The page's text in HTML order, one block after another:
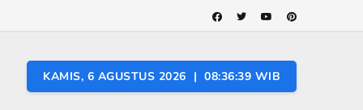
KAMIS, 6 AGUSTUS 2026 | 08:36:40 WIB